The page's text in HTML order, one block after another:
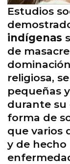
Estudios
indígenas
de
religiosa,
pequeñas
durante su
forma de
que varios
y de